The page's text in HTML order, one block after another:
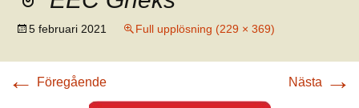
5 februari 2021 Full upplösning (229 × 369)
← Föregående Nästa →